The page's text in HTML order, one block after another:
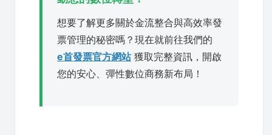
想要了解更多關於金流整合與高效率發
票管理的秘密嗎？現在就前往我們的
e首發票官方網站獲取完整資訊，開啟
您的安心、彈性數位商務新布局！